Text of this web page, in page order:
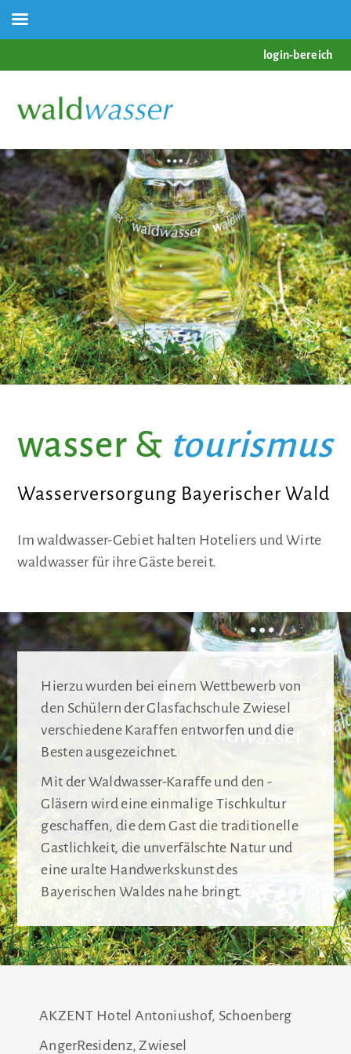
login-bereich
wasser & tourismus
Wasserversorgung Bayerischer Wald
Im waldwasser-Gebiet halten Hoteliers und Wirte
waldwasser für ihre Gäste bereit.
Hierzu wurden bei einem Wettbewerb von
den Schülern der Glasfachschule Zwiesel
verschiedene Karaffen entworfen und die
Besten ausgezeichnet.
Mit der Waldwasser-Karaffe und den -
Gläsern wird eine einmalige Tischkultur
geschaffen, die dem Gast die traditionelle
Gastlichkeit, die unverfälschte Natur und
eine uralte Handwerkskunst des
Bayerischen Waldes nahe bringt.
AKZENT Hotel Antoniushof, Schoenberg
AngerResidenz, Zwiesel